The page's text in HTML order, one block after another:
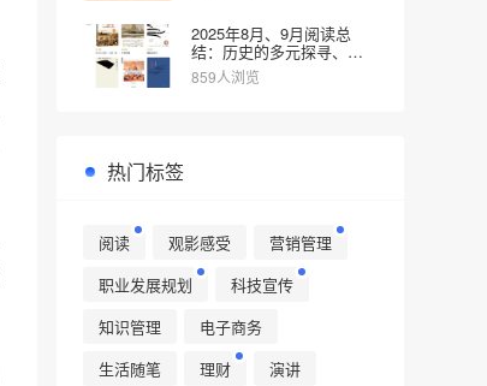
2025年8月、9月阅读总
结：历史的多元探寻、文
学的疗愈思辨和财经的实
用导向
859人浏览
热门标签
阅读 观影感受
营销管理
职业发展规划
科技宣传
知识管理
电子商务
生活随笔
理财 演讲